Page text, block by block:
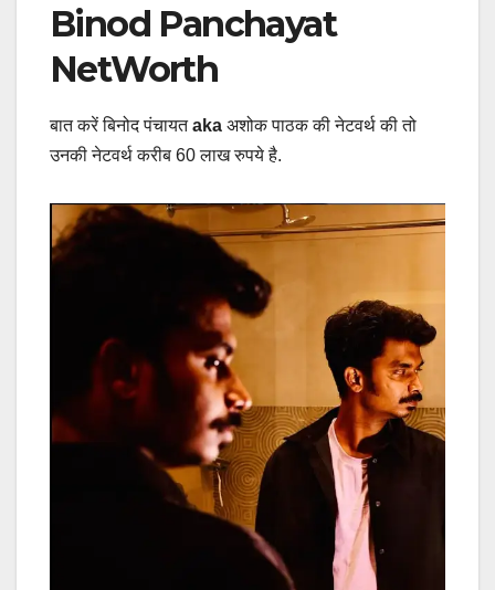
Binod Panchayat
NetWorth
बात करें बिनोद पंचायतaka अशोक पाठक की नेटवर्थ की तो
उनकी नेटवर्थ करीब 60 लाख रुपये है.